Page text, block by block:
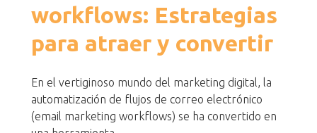
workflows: Estrategias
para atraer y convertir
En el vertiginoso mundo del marketing digital, la
automatización de flujos de correo electrónico
(email marketing workflows) se ha convertido en